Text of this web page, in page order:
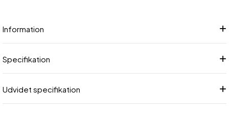
Information
Specifikation
Udvidet specifikation